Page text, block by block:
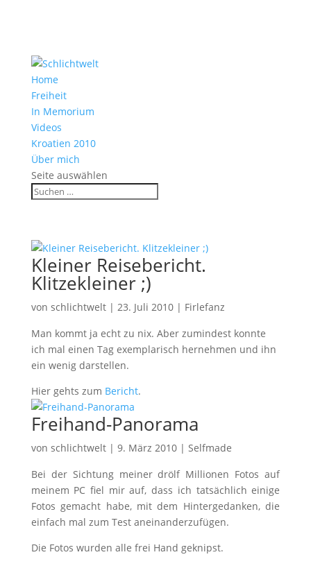
Home
Freiheit
In Memorium
Videos
Kroatien 2010
Über mich
Seite auswählen
Kleiner Reisebericht.
Klitzekleiner ;)
von schlichtwelt| 23. Juli 2010| Firlefanz
Man kommt ja echt zu nix. Aber zumindest konnte
ich mal einen Tag exemplarisch hernehmen und ihn
ein wenig darstellen.
Hier gehts zum Bericht.
Freihand-Panorama
von schlichtwelt| 9. März 2010| Selfmade
Bei der Sichtung meiner drölf Millionen Fotos auf
meinem PC fiel mir auf, dass ich tatsächlich einige
Fotos gemacht habe, mit dem Hintergedanken, die
einfach mal zum Test aneinanderzufügen.
Die Fotos wurden alle frei Hand geknipst.